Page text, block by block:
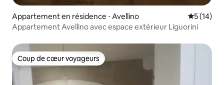
Appartement en résidence ⋅ Avellino
5 (14)
Appartement Avellino avec espace extérieur Liguorini
Coup de cœur voyageurs
Coup de cœur voyageurs